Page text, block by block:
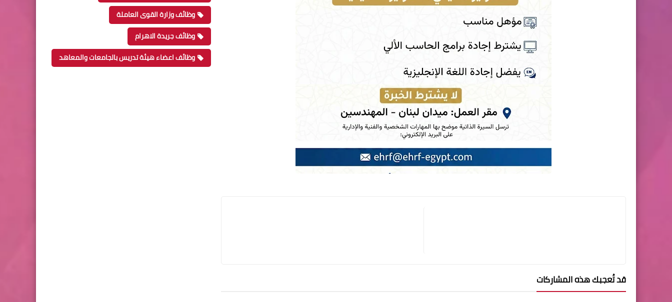
قد تُعجبك هذه المشاركات
وظائف وزارة القوى العاملة
وظائف جريدة الاهرام
وظائف اعضاء هيئة تدريس بالجامعات والمعاهد